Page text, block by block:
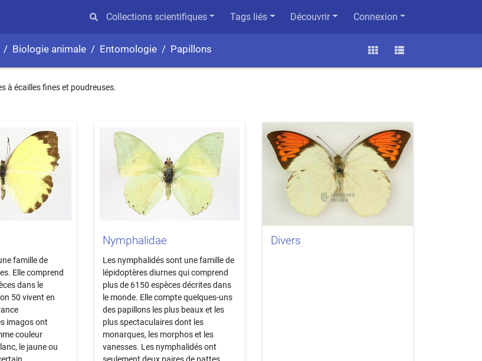
Collections scientifiques Tags liés Découvrir Connexion
Biologie animale Entomologie Papillons
à écailles fines et poudreuses.
famille de
Elle comprend
dans le
50 vivent en
imagos ont
couleur
le jaune ou
Nymphalidae
Les nymphalidés sont une famille de
lépidoptères diurnes qui comprend
plus de 6150 espèces décrites dans
le monde. Elle compte quelques-uns
des papillons les plus beaux et les
plus spectaculaires dont les
monarques, les morphos et les
vanesses. Les nymphalidés ont
Divers